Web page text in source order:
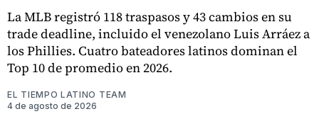
La MLB registró 118 traspasos y 43 cambios en su
trade deadline, incluido el venezolano Luis Arráez a
los Phillies. Cuatro bateadores latinos dominan el
Top 10 de promedio en 2026.
EL TIEMPO LATINO TEAM
4 de agosto de 2026